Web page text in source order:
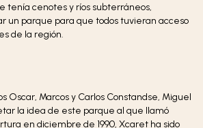
tenía cenotes y ríos subterráneos,
un parque para que todos tuvieran acceso
de la región.
Oscar, Marcos y Carlos Constandse, Miguel
la idea de este parque al que llamó
en diciembre de 1990, Xcaret ha sido